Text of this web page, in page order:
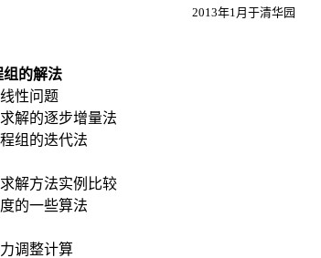
2013年1月于清华园
的解法
性问题
解的逐步增量法
组的迭代法
解方法实例比较
的一些算法
调整计算